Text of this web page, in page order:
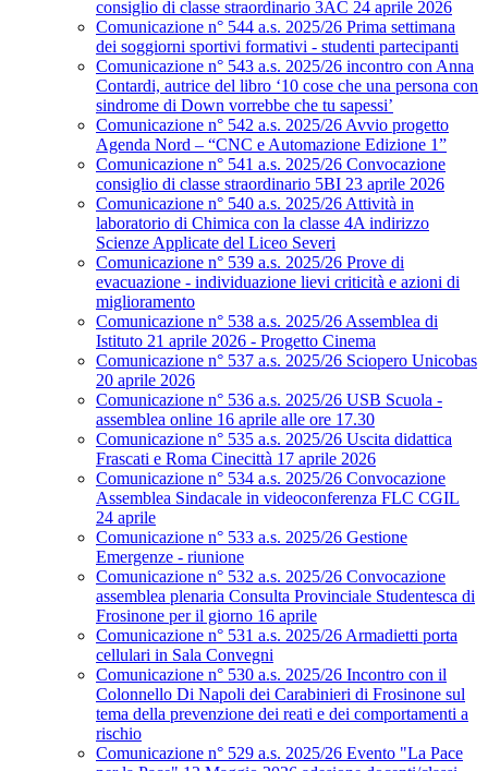
consiglio di classe straordinario 3AC 24 aprile 2026
Comunicazione n° 544 a.s. 2025/26 Prima settimana
dei soggiorni sportivi formativi - studenti partecipanti
Comunicazione n° 543 a.s. 2025/26 incontro con Anna
Contardi, autrice del libro ‘10 cose che una persona con
sindrome di Down vorrebbe che tu sapessi’
Comunicazione n° 542 a.s. 2025/26 Avvio progetto
Agenda Nord – “CNC e Automazione Edizione 1”
Comunicazione n° 541 a.s. 2025/26 Convocazione
consiglio di classe straordinario 5BI 23 aprile 2026
Comunicazione n° 540 a.s. 2025/26 Attività in
laboratorio di Chimica con la classe 4A indirizzo
Scienze Applicate del Liceo Severi
Comunicazione n° 539 a.s. 2025/26 Prove di
evacuazione - individuazione lievi criticità e azioni di
miglioramento
Comunicazione n° 538 a.s. 2025/26 Assemblea di
Istituto 21 aprile 2026 - Progetto Cinema
Comunicazione n° 537 a.s. 2025/26 Sciopero Unicobas
20 aprile 2026
Comunicazione n° 536 a.s. 2025/26 USB Scuola -
assemblea online 16 aprile alle ore 17.30
Comunicazione n° 535 a.s. 2025/26 Uscita didattica
Frascati e Roma Cinecittà 17 aprile 2026
Comunicazione n° 534 a.s. 2025/26 Convocazione
Assemblea Sindacale in videoconferenza FLC CGIL
24 aprile
Comunicazione n° 533 a.s. 2025/26 Gestione
Emergenze - riunione
Comunicazione n° 532 a.s. 2025/26 Convocazione
assemblea plenaria Consulta Provinciale Studentesca di
Frosinone per il giorno 16 aprile
Comunicazione n° 531 a.s. 2025/26 Armadietti porta
cellulari in Sala Convegni
Comunicazione n° 530 a.s. 2025/26 Incontro con il
Colonnello Di Napoli dei Carabinieri di Frosinone sul
tema della prevenzione dei reati e dei comportamenti a
rischio
Comunicazione n° 529 a.s. 2025/26 Evento "La Pace